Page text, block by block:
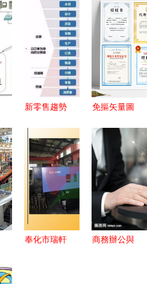
新零售趨勢
牌企業的轉
型升級之道
以電子產品
技術開發為
視角
免摳矢量圖
你的PNG圖
片設計元素
大全寶庫
奉化市瑞軒
商務辦公與